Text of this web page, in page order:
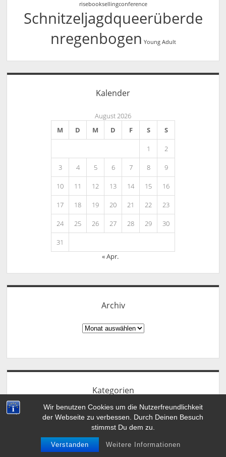
Wir benutzen Cookies um die Nutzerfreundlichkeit
der Webseite zu verbessen. Durch Deinen Besuch
stimmst Du dem zu.
Verstanden Weitere Informationen
risebooksellingconference
Schnitzeljagdqueerüberde
nregenbogen Young Adult
Kalender
August 2026
M
D M D F S S
1 2
3 4 5 6 7 8 9
10 11 12 13 14 15 16
17 18 19 20 21 22 23
24 25 26 27 28 29 30
31
« Apr.
Archiv
Archiv
Kategorien
Advent
Aktionen
Allgemein
Buchmesse
Challenge